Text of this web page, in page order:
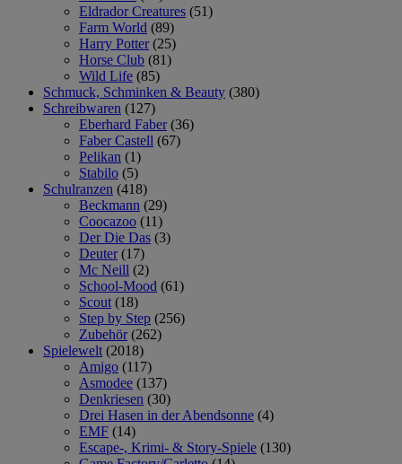
Eldrador Creatures (51)
Farm World (89)
Harry Potter (25)
Horse Club (81)
Wild Life (85)
Schmuck, Schminken & Beauty (380)
Schreibwaren (127)
Eberhard Faber (36)
Faber Castell (67)
Pelikan (1)
Stabilo (5)
Schulranzen (418)
Beckmann (29)
Coocazoo (11)
Der Die Das (3)
Deuter (17)
Mc Neill (2)
School-Mood (61)
Scout (18)
Step by Step (256)
Zubehör (262)
Spielewelt (2018)
Amigo (117)
Asmodee (137)
Denkriesen (30)
Drei Hasen in der Abendsonne (4)
EMF (14)
Escape-, Krimi- & Story-Spiele (130)